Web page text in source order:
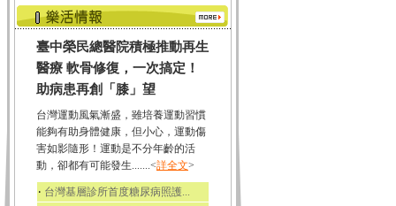
臺中榮民總醫院積極推動再生
醫療 軟骨修復，一次搞定！
助病患再創「膝」望
台灣運動風氣漸盛，雖培養運動習慣
能夠有助身體健康，但小心，運動傷
害如影隨形！運動是不分年齡的活
動，卻都有可能發生.......<詳全文>
‧ 台灣基層診所首度糖尿病照護...